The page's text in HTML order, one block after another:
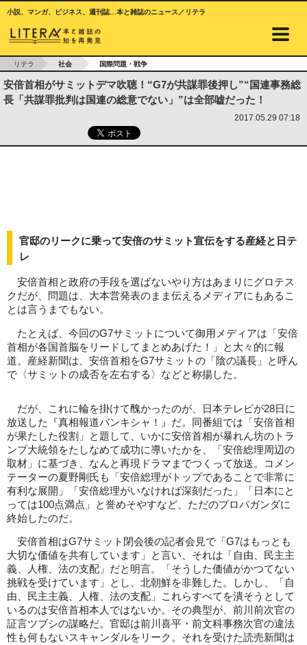
小説、マンガ、ビジネス、週刊誌…本と雑誌のニュース／リテラ
リテラ 社会 国際問題・戦争
安倍首相がサミットデマ吹聴！“G7が共謀罪後押し”“国連事務総
長「共謀罪批判は国連の総意でない」”は全部嘘だった！
2017.05.29 07:18
官邸のリークに乗って安倍のサミット宣伝をする産経と日テ
レ
安倍首相と政府の手段を選ばないやり方はあまりにグロテス
クだが、問題は、大本営発表のまま伝えるメディアにもあるこ
とは言うまでもない。
たとえば、今回のG7サミットについて御用メディアは「安倍
首相が各国首脳をリードしてまとめあげた！」と大々的に報
道。産経新聞は、安倍首相をG7サミットの「陰の議長」と呼ん
で〈サミットの成否を左右する〉などと称揚した。
だが、これに輪を掛けて醜かったのが、日本テレビが28日に
放送した『真相報道バンキシャ！』だ。同番組では「安倍首相
が果たした役割」と題して、いかに安倍首相が暴れん坊のトラ
ンプ大統領をたしなめて成功に導いたかを、「安倍総理周辺の
取材」に基づき、なんと再現ドラマまでつくって放送。コメン
テーターの夏野剛氏も「安倍総理がトップであることで非常に
有利な展開」「安倍総理がいなければ深刻だった」「日本にと
っては100点満点」と誉めそやすなど、ただのプロパガンダに
終始したのだ。
安倍首相はG7サミット閉会後の記者会見で「G7はもっとも
大切な価値を共有しています」と言い、それは「自由、民主主
義、人権、法の支配」だと明言。「そうした価値がかつてない
挑戦を受けています」とし、北朝鮮を非難した。しかし、「自
由、民主主義、人権、法の支配」これらすべてを潰そうとして
いるのは安倍首相本人ではないか。その典型が、前川前次官の
証言ツブシの謀略だ。官邸は前川喜平・前文科事務次官の違法
性も何もないスキャンダルをリーク。それを受けた読売新聞は